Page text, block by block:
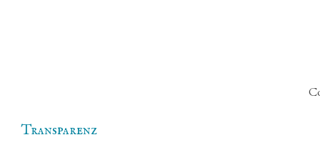
Transparenz